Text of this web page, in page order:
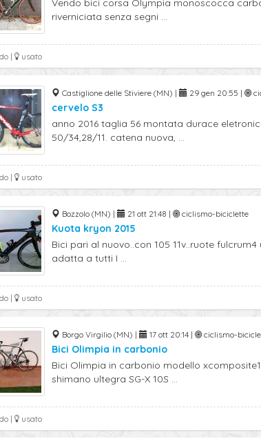
Vendo bici corsa Olympia monoscocca
riverniciata senza segni ...
| usato
Castiglione delle Stiviere (MN) | 29 gen 20:55 |
cervelo S3
anno 2016 taglia 56 montata durace
50/34,28/11. catena nuova, ...
| usato
Bozzolo (MN) | 21 ott 21:48 | ciclismo-biciclette
Kuota kryon 2015
Bici pari al nuovo..con 105 11v..ruote
adatta a tutti I ...
| usato
Borgo Virgilio (MN) | 17 ott 20:14 | ciclismo-
Bici Olimpia in carbonio
Bici Olimpia in carbonio modello
shimano ultegra SG-X 10S ...
| usato